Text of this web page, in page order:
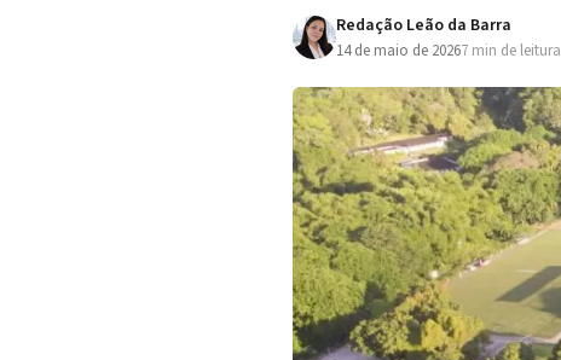
Redação Leão da Barra
14 de maio de 20267 min de leitura